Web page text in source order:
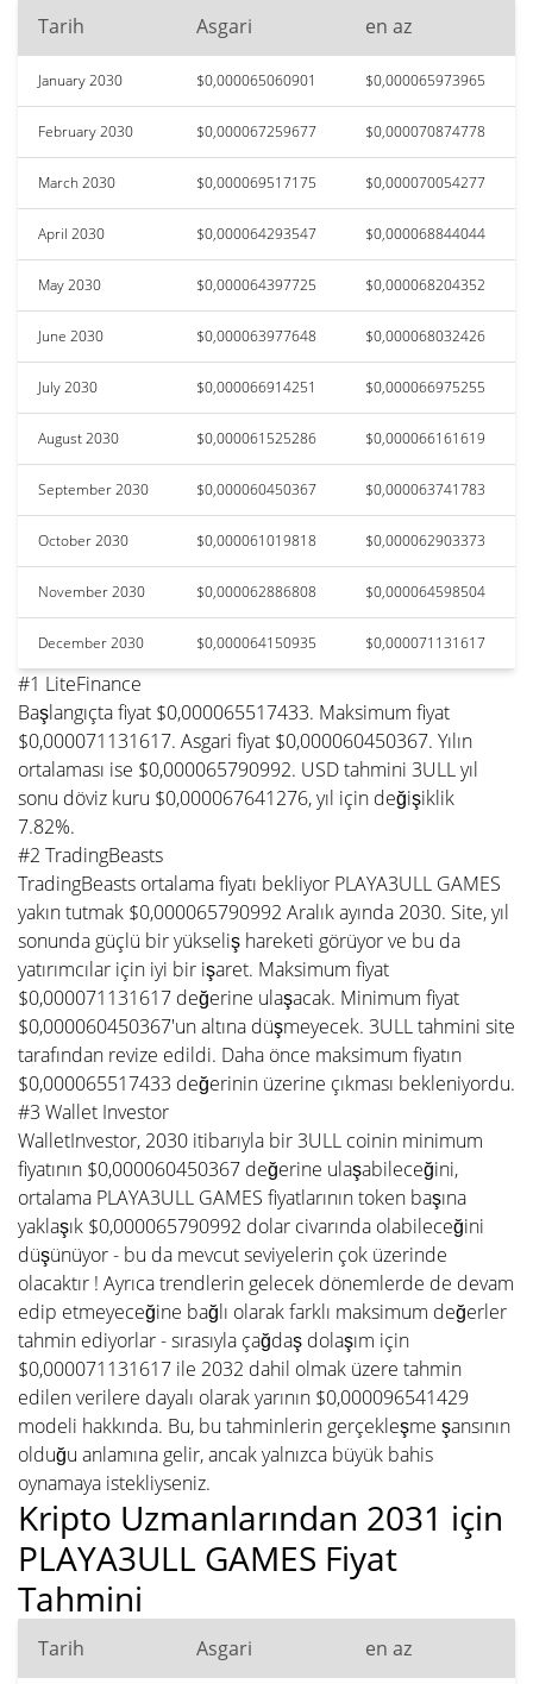
Tarih Asgari en az
January 2030 $0,000065060901 $0,000065973965
February 2030 $0,000067259677 $0,000070874778
March 2030 $0,000069517175 $0,000070054277
April 2030 $0,000064293547 $0,000068844044
May 2030 $0,000064397725 $0,000068204352
June 2030 $0,000063977648 $0,000068032426
July 2030 $0,000066914251 $0,000066975255
August 2030 $0,000061525286 $0,000066161619
September 2030 $0,000060450367 $0,000063741783
October 2030 $0,000061019818 $0,000062903373
November 2030 $0,000062886808 $0,000064598504
December 2030 $0,000064150935 $0,000071131617
#1 LiteFinance
Başlangıçta fiyat $0,000065517433. Maksimum fiyat
$0,000071131617. Asgari fiyat $0,000060450367. Yılın
ortalaması ise $0,000065790992. USD tahmini 3ULL yıl
sonu döviz kuru $0,000067641276, yıl için değişiklik
7.82%.
#2 TradingBeasts
TradingBeasts ortalama fiyatı bekliyor PLAYA3ULL GAMES
yakın tutmak $0,000065790992 Aralık ayında 2030. Site, yıl
sonunda güçlü bir yükseliş hareketi görüyor ve bu da
yatırımcılar için iyi bir işaret. Maksimum fiyat
$0,000071131617 değerine ulaşacak. Minimum fiyat
$0,000060450367'un altına düşmeyecek. 3ULL tahmini site
tarafından revize edildi. Daha önce maksimum fiyatın
$0,000065517433 değerinin üzerine çıkması bekleniyordu.
#3 Wallet Investor
WalletInvestor, 2030 itibarıyla bir 3ULL coinin minimum
fiyatının $0,000060450367 değerine ulaşabileceğini,
ortalama PLAYA3ULL GAMES fiyatlarının token başına
yaklaşık $0,000065790992 dolar civarında olabileceğini
düşünüyor - bu da mevcut seviyelerin çok üzerinde
olacaktır ! Ayrıca trendlerin gelecek dönemlerde de devam
edip etmeyeceğine bağlı olarak farklı maksimum değerler
tahmin ediyorlar - sırasıyla çağdaş dolaşım için
$0,000071131617 ile 2032 dahil olmak üzere tahmin
edilen verilere dayalı olarak yarının $0,000096541429
modeli hakkında. Bu, bu tahminlerin gerçekleşme şansının
olduğu anlamına gelir, ancak yalnızca büyük bahis
oynamaya istekliyseniz.
Kripto Uzmanlarından 2031 için
PLAYA3ULL GAMES Fiyat
Tahmini
Tarih Asgari en az